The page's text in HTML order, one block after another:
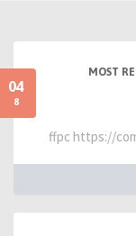
04
8
MOST
ffpc https://